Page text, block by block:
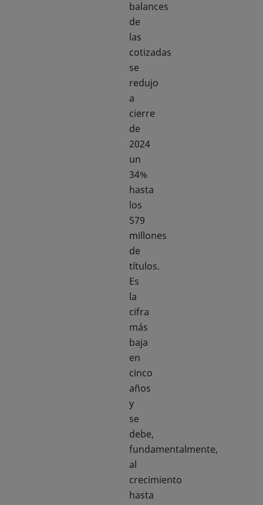
balances
de
las
cotizadas
se
redujo
a
cierre
de
2024
un
34%
hasta
los
579
millones
de
títulos.
Es
la
cifra
más
baja
en
cinco
años
y
se
debe,
fundamentalmente,
al
crecimiento
hasta